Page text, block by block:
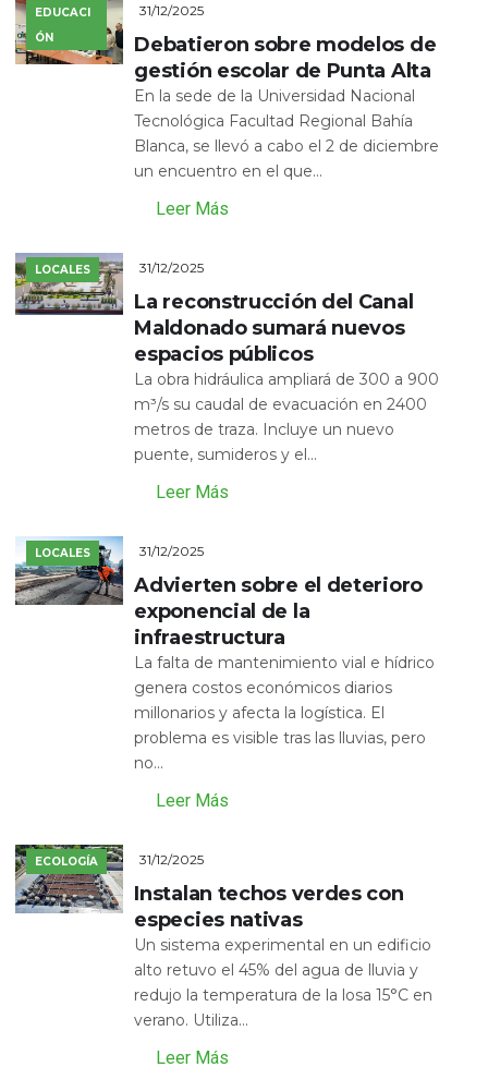
EDUCACI
ÓN
31/12/2025
Debatieron sobre modelos de
gestión escolar de Punta Alta
En la sede de la Universidad Nacional
Tecnológica Facultad Regional Bahía
Blanca, se llevó a cabo el 2 de diciembre
un encuentro en el que...
Leer Más
LOCALES 31/12/2025
La reconstrucción del Canal
Maldonado sumará nuevos
espacios públicos
La obra hidráulica ampliará de 300 a 900
m³/s su caudal de evacuación en 2400
metros de traza. Incluye un nuevo
puente, sumideros y el...
Leer Más
LOCALES 31/12/2025
Advierten sobre el deterioro
exponencial de la
infraestructura
La falta de mantenimiento vial e hídrico
genera costos económicos diarios
millonarios y afecta la logística. El
problema es visible tras las lluvias, pero
no...
Leer Más
ECOLOGÍA 31/12/2025
Instalan techos verdes con
especies nativas
Un sistema experimental en un edificio
alto retuvo el 45% del agua de lluvia y
redujo la temperatura de la losa 15°C en
verano. Utiliza...
Leer Más